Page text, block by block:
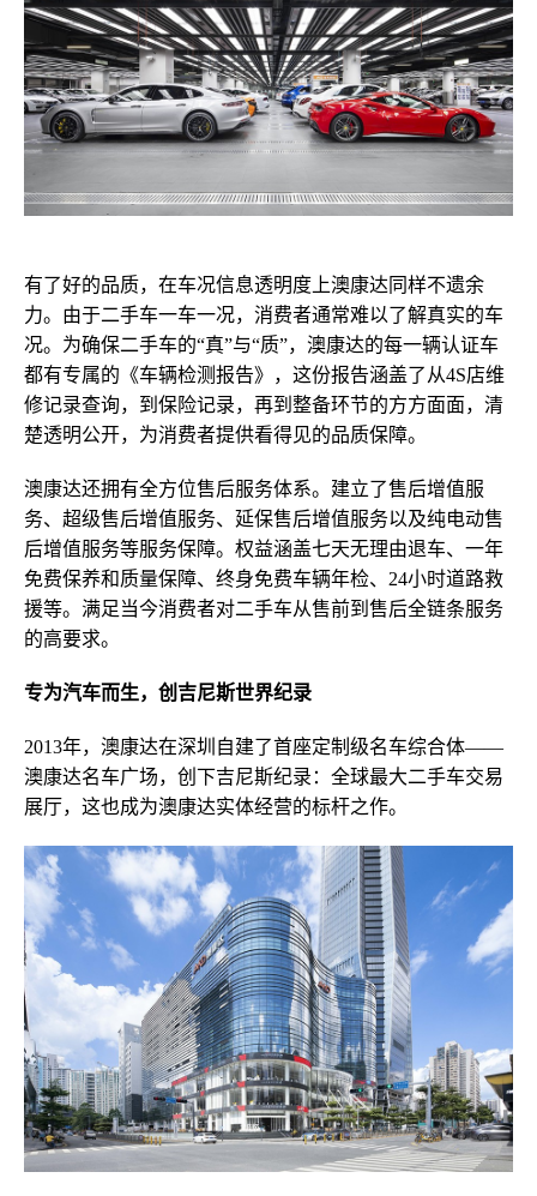
有了好的品质，在车况信息透明度上澳康达同样不遗余
力。 由于二手车一车一况，消费者通常难以了解真实的车
况。为确保二手车的“真”与“质”，澳康达的每一辆认证车
都有专属的《车辆检测报告》，这份报告涵盖了从4S店维
修记录查询，到 保险记录，再到整备环节的方方面面，清
楚透明公开，为消费者提供看得见的品质保障。
澳康达还拥有全方位售后服务体系。建立了售后增值服
务、超级售后增值服务、延保售后增值服务以及纯电动售
后增值服务等服务保障。权益涵盖七天无理由退车、一年
免费保养和质量保障、终身免费车辆年检、 24小时道路救
援等。 满足当今消费者对二手车从售前到售后全链条服务
的高要求。
专为汽车而生，创吉尼斯世界纪录
2013年，澳康达在深圳自建了首座定制级名车综合体——
澳康达名车广场， 创下吉尼斯纪录：全球最大二手车交易
展厅， 这也成为澳康达实体经营的标杆之作。